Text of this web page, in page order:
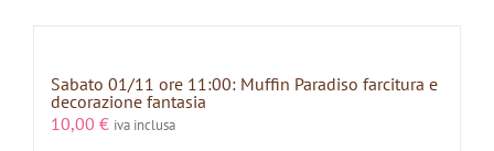
Sabato 01/11 ore 11:00: Muffin Paradiso farcitura e
decorazione fantasia
10,00 € iva inclusa